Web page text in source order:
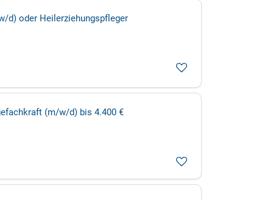
d) oder Heilerziehungspfleger
(m/w/d) bis 4.400 €